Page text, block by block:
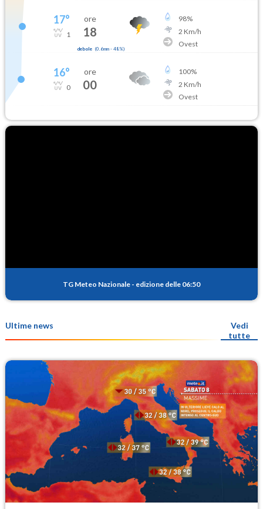
17°
1
ore
18
debole (0.6mm- 48%)
98%
2 Km/h
Ovest
16°
0
ore
00
100%
2 Km/h
Ovest
TG Meteo Nazionale - edizione delle 06:50
Ultime news
Vedi
tutte